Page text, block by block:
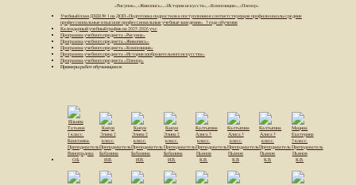
«Рисунок» ,«Живопись» ,«История искусств» ,«Композиция» ,«Пленэр»
Учебный план ДХШ № 1 на ДОП «Подготовка подростков к поступлению в соответствующие профилю школы средние
профессиональные и высшие профессиональные учебные заведения» 3 года обучения
Календарный учебный график на 2025-2026 уч.г.
Программа учебного предмета «Рисунок»
Программа учебного предмета «Живопись»
Программа учебного предмета «Композиция»
Программа учебного предмета «История изобразительного искусства»
Программа учебного предмета «Пленэр»
Примеры работ обучающихся: